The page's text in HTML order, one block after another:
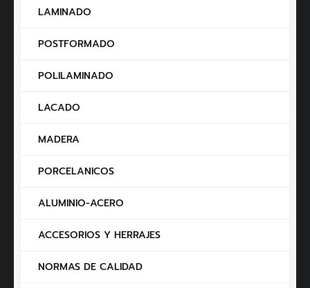
LAMINADO
POSTFORMADO
POLILAMINADO
LACADO
MADERA
PORCELANICOS
ALUMINIO-ACERO
ACCESORIOS Y HERRAJES
NORMAS DE CALIDAD